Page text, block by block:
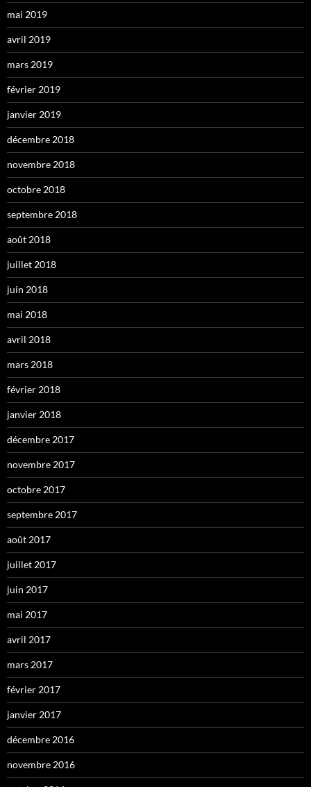
mai 2019
avril 2019
mars 2019
février 2019
janvier 2019
décembre 2018
novembre 2018
octobre 2018
septembre 2018
août 2018
juillet 2018
juin 2018
mai 2018
avril 2018
mars 2018
février 2018
janvier 2018
décembre 2017
novembre 2017
octobre 2017
septembre 2017
août 2017
juillet 2017
juin 2017
mai 2017
avril 2017
mars 2017
février 2017
janvier 2017
décembre 2016
novembre 2016